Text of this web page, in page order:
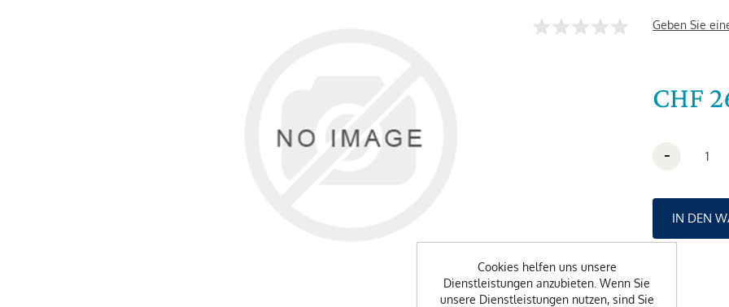
Geben Sie
CHF
-
Cookies helfen uns unsere
Dienstleistungen anzubieten. Wenn Sie
unsere Dienstleistungen nutzen, sind Sie